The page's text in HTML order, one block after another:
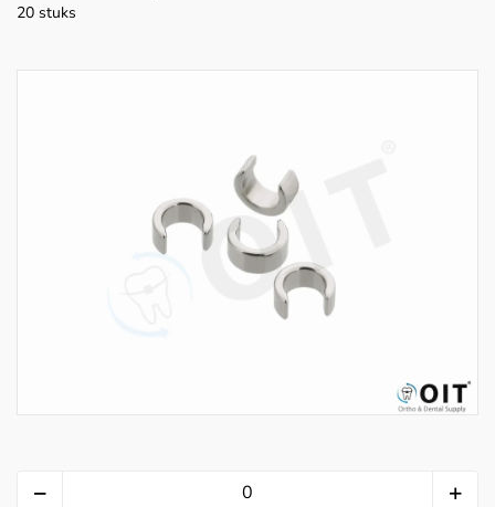
20 stuks